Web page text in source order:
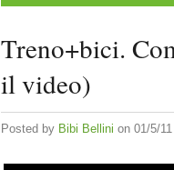
Treno+bici.
il video)
Posted by Bibi Bellini on 01/5/